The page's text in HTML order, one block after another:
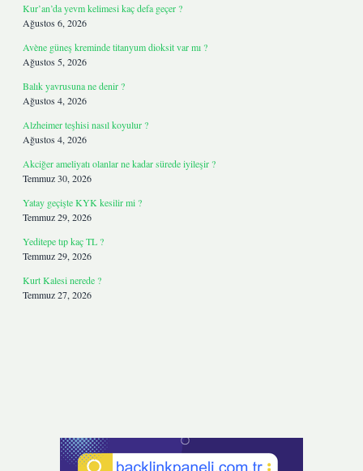
Kur’an’da yevm kelimesi kaç defa geçer ?
Ağustos 6, 2026
Avène güneş kreminde titanyum dioksit var mı ?
Ağustos 5, 2026
Balık yavrusuna ne denir ?
Ağustos 4, 2026
Alzheimer teşhisi nasıl koyulur ?
Ağustos 4, 2026
Akciğer ameliyatı olanlar ne kadar sürede iyileşir ?
Temmuz 30, 2026
Yatay geçişte KYK kesilir mi ?
Temmuz 29, 2026
Yeditepe tıp kaç TL ?
Temmuz 29, 2026
Kurt Kalesi nerede ?
Temmuz 27, 2026